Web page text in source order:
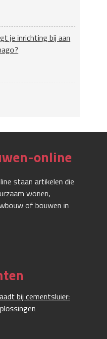
je inrichting bij aan
online
staan artikelen die
wonen,
of bouwen in
bij cementsluier: